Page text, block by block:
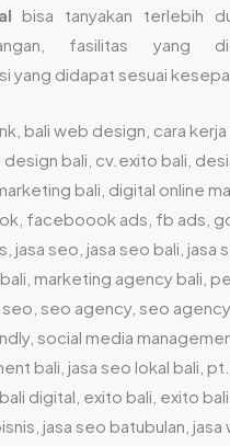
bisa tanyakan terlebih
fasilitas yang
yang didapat sesuai